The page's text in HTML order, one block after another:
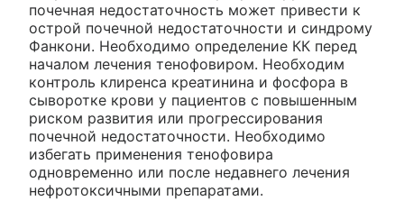
почечная недостаточность может привести к
острой почечной недостаточности и синдрому
Фанкони. Необходимо определение КК перед
началом лечения тенофовиром. Необходим
контроль клиренса креатинина и фосфора в
сыворотке крови у пациентов с повышенным
риском развития или прогрессирования
почечной недостаточности. Необходимо
избегать применения тенофовира
одновременно или после недавнего лечения
нефротоксичными препаратами.